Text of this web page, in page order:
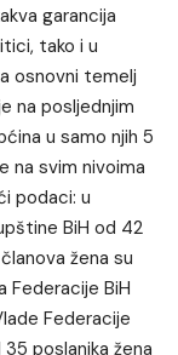
garancija
tako i u
osnovni temelj
na posljednjim
u samo njih 5
na svim nivoima
podaci: u
BiH od 42
žena su
Federacije BiH
Federacije
poslanika žena